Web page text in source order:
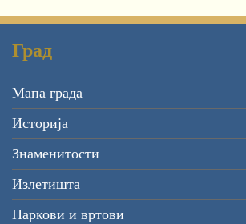
Град
Мапа града
Историја
Знаменитости
Излетишта
Паркови и вртови